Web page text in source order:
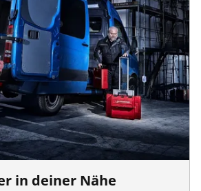
in deiner Nähe